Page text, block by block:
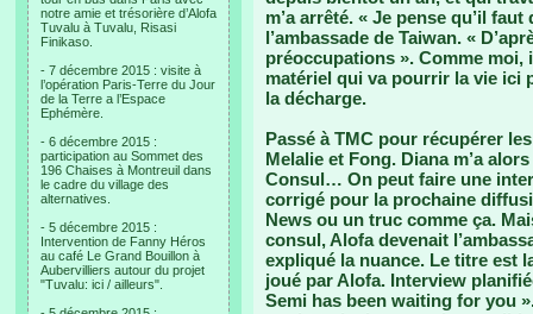
notre amie et trésorière d’Alofa
Tuvalu à Tuvalu, Risasi
Finikaso.
- 7 décembre 2015 : visite à
l’opération Paris-Terre du Jour
de la Terre a l’Espace
Ephémère.
- 6 décembre 2015 :
participation au Sommet des
196 Chaises à Montreuil dans
le cadre du village des
alternatives.
- 5 décembre 2015 :
Intervention de Fanny Héros
au café Le Grand Bouillon à
Aubervilliers autour du projet
"Tuvalu: ici / ailleurs".
m’a arrêté. « Je pense qu’il
l’ambassade de Taiwan. «
préoccupations ». Comme moi,
matériel qui va pourrir la vie ici
la décharge.
Passé à TMC pour récupérer
Melalie et Fong. Diana m’a
Consul… On peut faire une
corrigé pour la prochaine
News ou un truc comme ça.
consul, Alofa devenait
expliqué la nuance. Le titre est
joué par Alofa. Interview
Semi has been waiting for you